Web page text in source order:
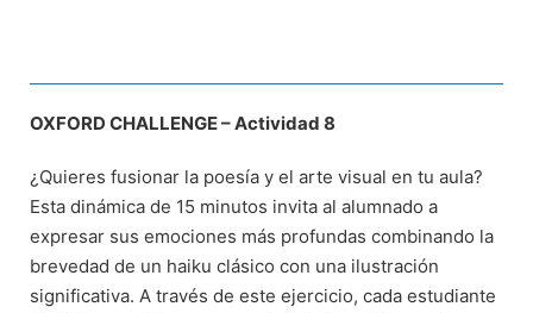
OXFORD CHALLENGE – Actividad 8
¿Quieres fusionar la poesía y el arte visual en tu aula?
Esta dinámica de 15 minutos invita al alumnado a
expresar sus emociones más profundas combinando la
brevedad de un haiku clásico con una ilustración
significativa. A través de este ejercicio, cada estudiante